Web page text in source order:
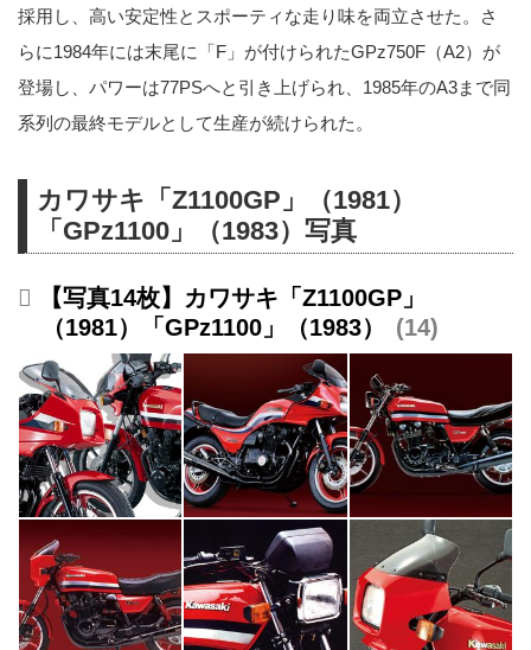
採用し、高い安定性とスポーティな走り味を両立させた。さ
らに1984年には末尾に「F」が付けられたGPz750F（A2）が
登場し、パワーは77PSへと引き上げられ、1985年のA3まで同
系列の最終モデルとして生産が続けられた。
カワサキ「Z1100GP」（1981）
「GPz1100」（1983）写真
【写真14枚】カワサキ「Z1100GP」
（1981）「GPz1100」（1983）
14